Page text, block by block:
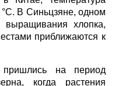
ключевые
регионы Китая.
о возможных
риса, хлопка и сои